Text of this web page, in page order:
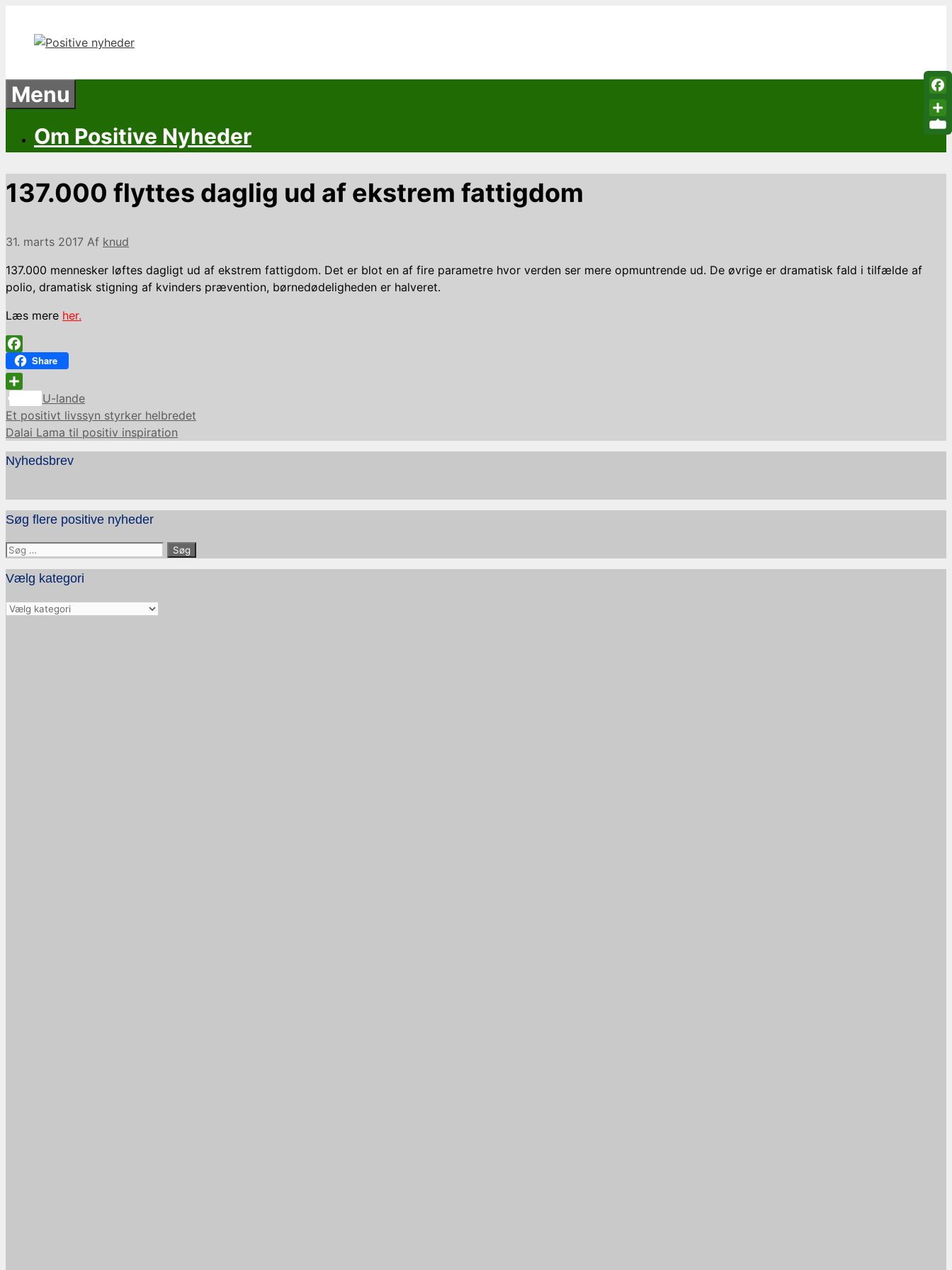
indhold
Menu
Om Positive Nyheder
137.000 flyttes daglig ud af ekstrem fattigdom
31. marts 2017 Af knud
137.000 mennesker løftes dagligt ud af ekstrem fattigdom. Det er blot en af fire parametre hvor verden ser mere opmuntrende ud. De øvrige er dramatisk fald i tilfælde af
polio, dramatisk stigning af kvinders prævention, børnedødeligheden er halveret.
Læs mere her.
Facebook
Share
Share
Kategorier
U-lande
Et positivt livssyn styrker helbredet
Dalai Lama til positiv inspiration
Nyhedsbrev
Søg flere positive nyheder
Søg
efter:
Vælg kategori
Vælg